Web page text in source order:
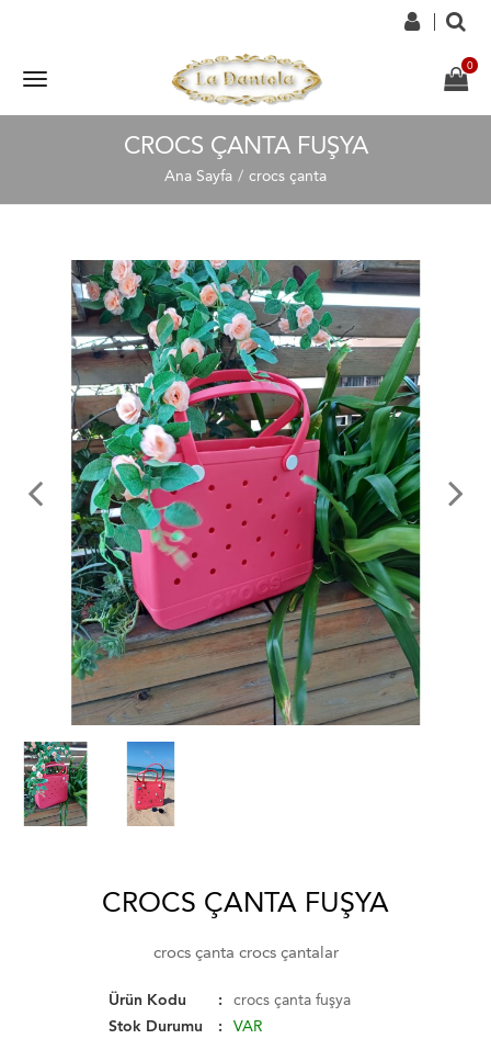
CROCS ÇANTA FUŞYA
Ana Sayfa crocs çanta
CROCS ÇANTA FUŞYA
crocs çanta crocs çantalar
Ürün Kodu
crocs çanta fuşya
Stok Durumu
VAR